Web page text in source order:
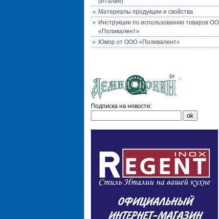
Материалы продукции и свойства
Инструкции по использованию товаров
«Поливалент»
Юмор от ООО «Поливалент»
Подписка на новости: